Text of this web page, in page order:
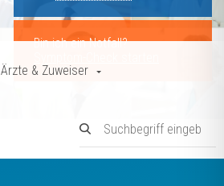
Bin ich ein Notfall?
Ärzte & Zuweiser